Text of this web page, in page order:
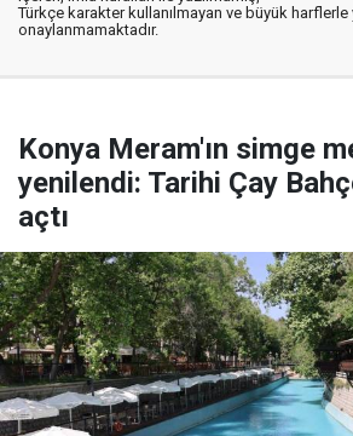
Türkçe karakter kullanılmayan ve büyük harflerle
onaylanmamaktadır.
Konya Meram'ın simge
yenilendi: Tarihi Çay
açtı